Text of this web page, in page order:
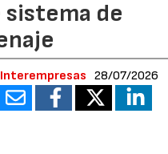
sistema de
28/07/2026